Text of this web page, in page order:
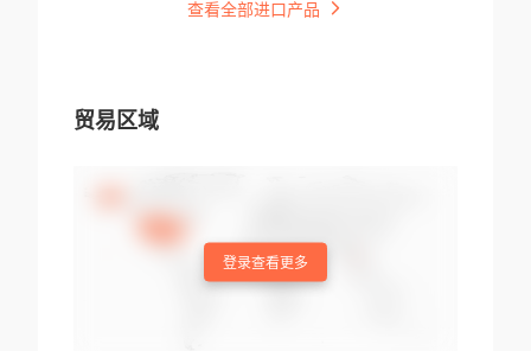
查看全部进口产品
贸易区域
登录查看更多